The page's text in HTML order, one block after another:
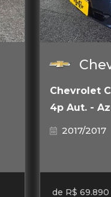
Chevrolet
4p Aut. -
2017/2017
de R$ 69.890